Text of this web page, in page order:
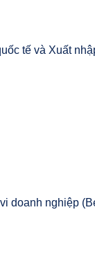
tế và Xuất
doanh nghiệp